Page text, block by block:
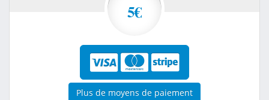
5€
Plus de moyens de paiement